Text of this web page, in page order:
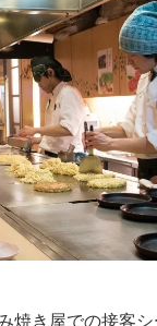
焼き屋での接客